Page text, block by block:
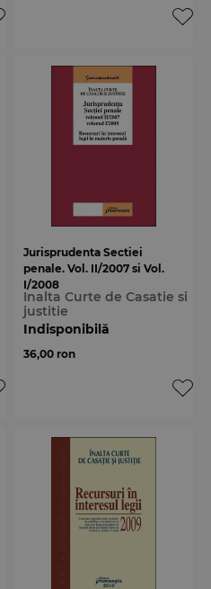
Jurisprudenta Sectiei
penale. Vol. II/2007 si Vol.
I/2008
Inalta Curte de Casatie si
justitie
Indisponibilă
36,00 ron